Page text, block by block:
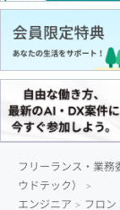
フリーランス・業
ウドテック）
エンジニア
フロ